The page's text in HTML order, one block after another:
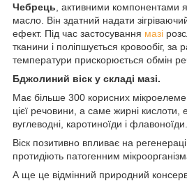
Чебрець , активними компонентами
масло. Він здатний надати
ефект. Під час застосування мазі
тканини і поліпшується кровообіг, за
температури прискорюється обмін
Бджолиний віск у складі мазі.
Має більше 300 корисних
цієї речовини, а саме жирні кислоти,
вуглеводні, каротиноїди і флавоноїди.
Віск позитивно впливає на
протидіють патогенним
А ще це відмінний природний